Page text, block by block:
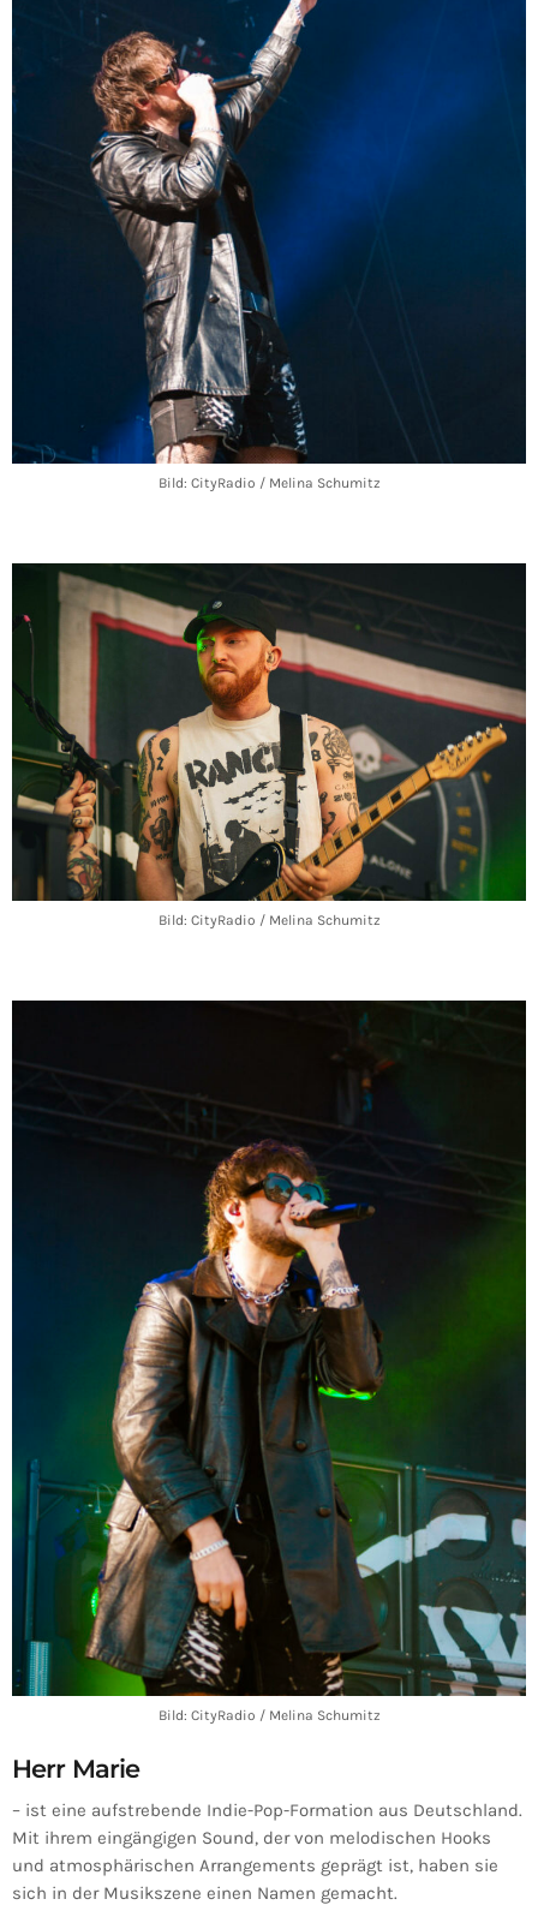
Bild: CityRadio / Melina Schumitz
Bild: CityRadio / Melina Schumitz
Bild: CityRadio / Melina Schumitz
Herr Marie
– ist eine aufstrebende Indie-Pop-Formation aus Deutschland.
Mit ihrem eingängigen Sound, der von melodischen Hooks
und atmosphärischen Arrangements geprägt ist, haben sie
sich in der Musikszene einen Namen gemacht.